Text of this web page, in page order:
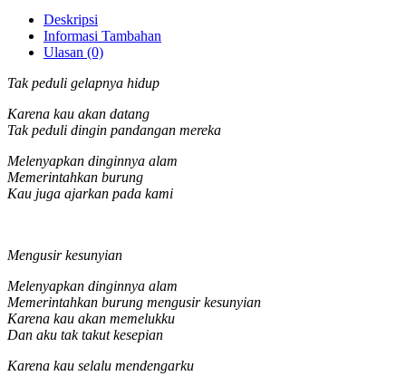
Deskripsi
Informasi Tambahan
Ulasan (0)
Tak peduli gelapnya hidup
Karena kau akan datang
Tak peduli dingin pandangan mereka
Melenyapkan dinginnya alam
Memerintahkan burung
Kau juga ajarkan pada kami
Mengusir kesunyian
Melenyapkan dinginnya alam
Memerintahkan burung mengusir kesunyian
Karena kau akan memelukku
Dan aku tak takut kesepian
Karena kau selalu mendengarku